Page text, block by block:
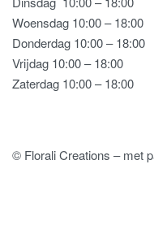
Woensdag 10:00 – 18:00
Donderdag 10:00 – 18:00
Vrijdag 10:00 – 18:00
Zaterdag 10:00 – 18:00
© Florali Creations – met